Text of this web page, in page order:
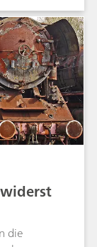
wie der
die